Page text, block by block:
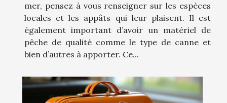
mer, pensez à vous renseigner sur les espèces
locales et les appâts qui leur plaisent. Il est
également important d’avoir un matériel de
pêche de qualité comme le type de canne et
bien d’autres à apporter. Ce...